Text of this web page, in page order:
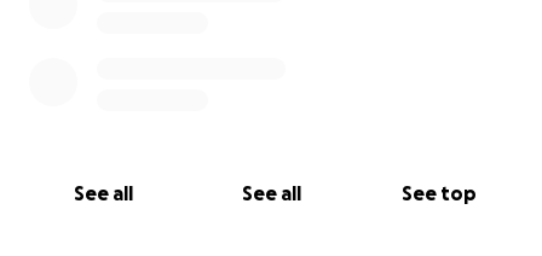
See all See all See top